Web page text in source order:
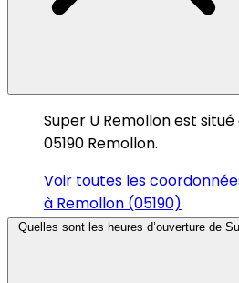
Super U Remollon est situé
05190 Remollon.
Voir toutes les
à Remollon (05190)
Quelles sont les heures d’ouverture de